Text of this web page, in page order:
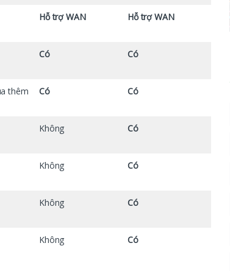
Hỗ trợ WAN Hỗ trợ WAN
Có Có
thêm Có Có
Không Có
Không Có
Không Có
Không Có